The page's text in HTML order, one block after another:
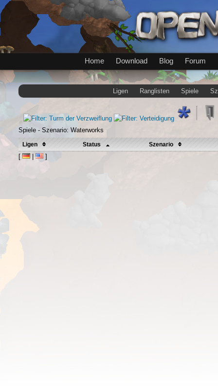
Home Download Blog Forum
Ligen Ranglisten Spiele
Spiele - Szenario: Waterworks
Ligen Status Szenario
[ | ]